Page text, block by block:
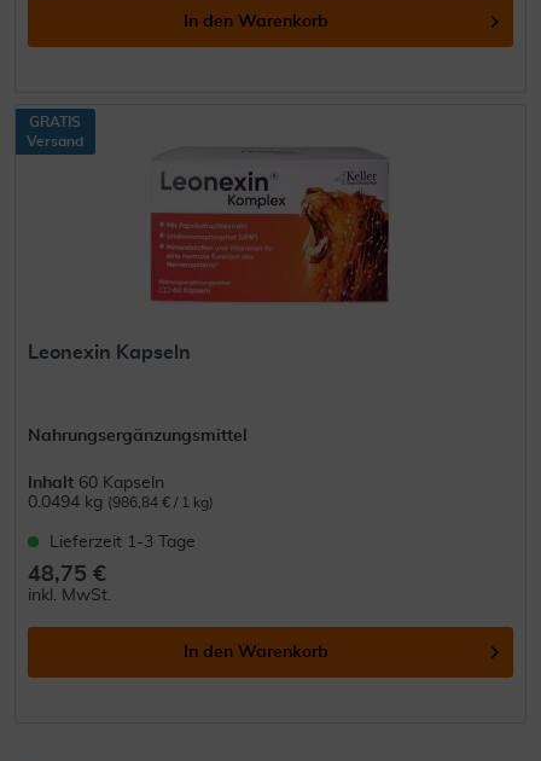
In den Warenkorb
GRATIS
Versand
Leonexin Kapseln
Nahrungsergänzungsmittel
Inhalt 60 Kapseln
0.0494 kg (986,84 € / 1 kg)
Lieferzeit 1-3 Tage
48,75 €
inkl. MwSt.
In den Warenkorb